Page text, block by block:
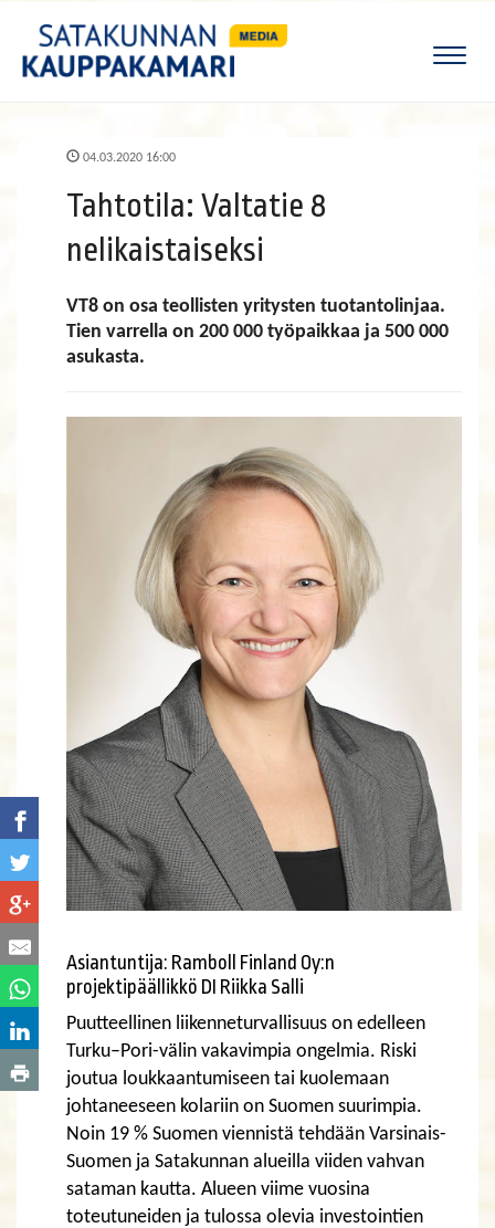
04.03.2020 16:00
Tahtotila: Valtatie 8
nelikaistaiseksi
VT8 on osa teollisten yritysten tuotantolinjaa.
Tien varrella on 200 000 työpaikkaa ja 500 000
asukasta.
Asiantuntija: Ramboll Finland Oy:n
projektipäällikkö DI Riikka Salli
Puutteellinen liikenneturvallisuus on edelleen
Turku–Pori-välin vakavimpia ongelmia. Riski
joutua loukkaantumiseen tai kuolemaan
johtaneeseen kolariin on Suomen suurimpia.
Noin 19 % Suomen viennistä tehdään Varsinais-
Suomen ja Satakunnan alueilla viiden vahvan
sataman kautta. Alueen viime vuosina
toteutuneiden ja tulossa olevia investointien